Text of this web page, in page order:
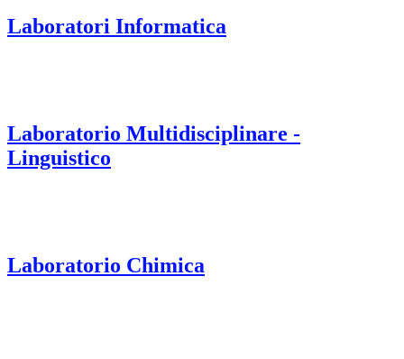
Laboratori Informatica
Laboratorio Multidisciplinare -
Linguistico
Laboratorio Chimica